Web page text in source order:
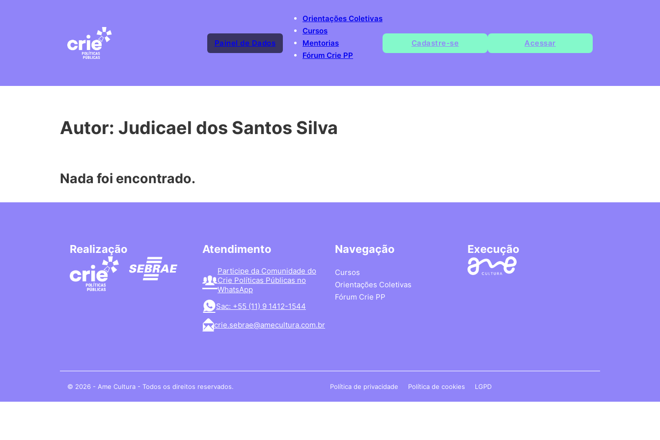
Painel de Dados
Orientações Coletivas
Cursos
Mentorias
Fórum Crie PP
Cadastre-se Acessar
Autor: Judicael dos Santos Silva
Nada foi encontrado.
Realização Atendimento
Participe da Comunidade do
Crie Políticas Públicas no
WhatsApp
Sac: +55 (11) 9 1412-1544
crie.sebrae@amecultura.com.br
Navegação
Cursos
Orientações Coletivas
Fórum Crie PP
Execução
© 2026 - Ame Cultura - Todos os direitos reservados. Política de privacidade Política de cookies LGPD